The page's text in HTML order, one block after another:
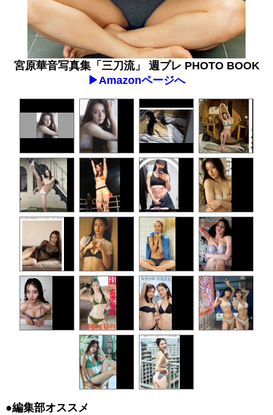
宮原華音写真集「三刀流」 週プレ PHOTO BOOK
▶︎Amazonページへ
●編集部オススメ